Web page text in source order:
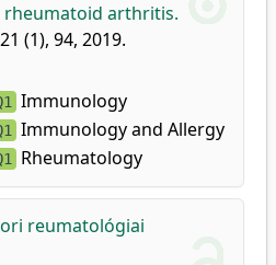
rheumatoid arthritis.
21 (1), 94, 2019.
Immunology
Immunology and Allergy
Rheumatology
reumatológiai